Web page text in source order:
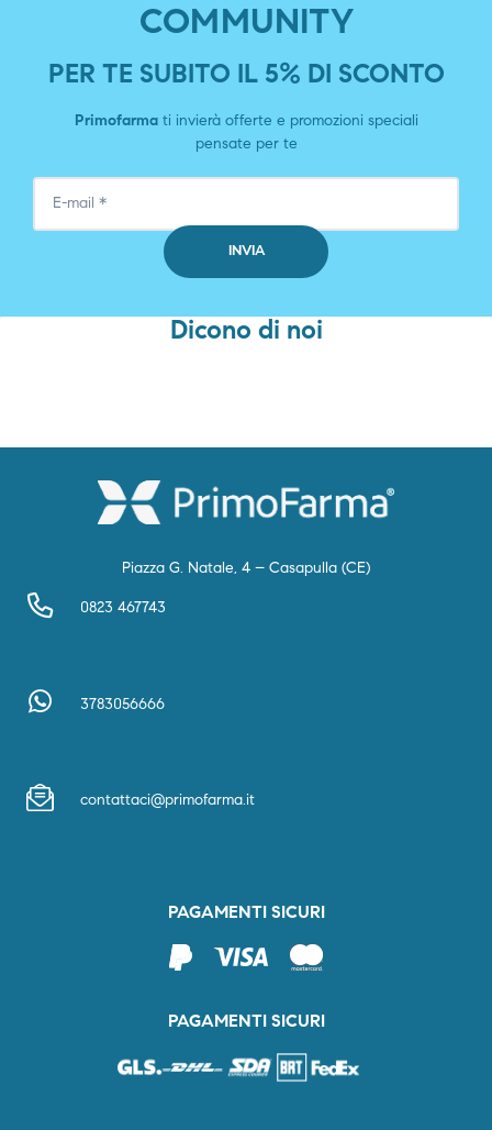
COMMUNITY
PER TE SUBITO IL 5% DI SCONTO
Primofarmati invierà offerte e promozioni speciali
pensate per te
Dicono di noi
Piazza G. Natale, 4 – Casapulla (CE)
0823 467743
3783056666
contattaci@primofarma.it
PAGAMENTI SICURI
PAGAMENTI SICURI